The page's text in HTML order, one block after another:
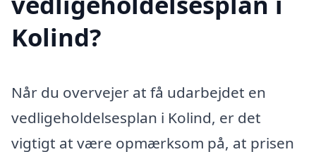
Kolind?
Når du overvejer at få udarbejdet en
vedligeholdelsesplan i Kolind, er det
vigtigt at være opmærksom på, at prisen